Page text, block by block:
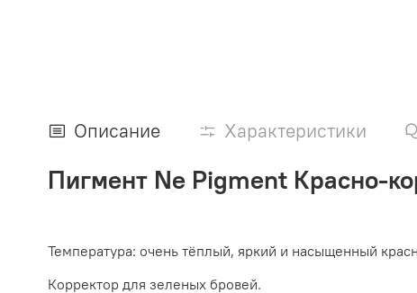
Описание Характеристики
Пигмент Ne Pigment Красно-
Температура: очень тёплый, яркий и насыщенный
Корректор для зеленых бровей.